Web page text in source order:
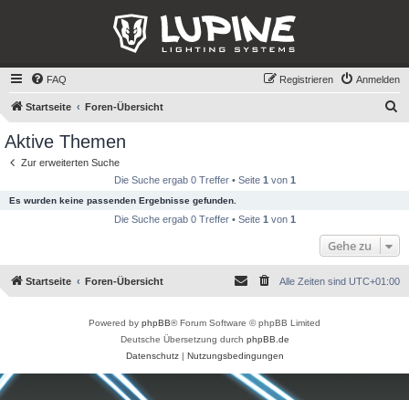
FAQ Anmelden
Registrieren
Startseite Foren-Übersicht
Aktive Themen
Zur erweiterten Suche
Die Suche ergab 0 Treffer • Seite 1 von 1
Es wurden keine passenden Ergebnisse gefunden.
Die Suche ergab 0 Treffer • Seite 1 von 1
Gehe zu
Startseite Foren-Übersicht Alle Zeiten sind UTC+01:00
Powered by phpBB® Forum Software © phpBB Limited
Deutsche Übersetzung durch phpBB.de
Datenschutz| Nutzungsbedingungen